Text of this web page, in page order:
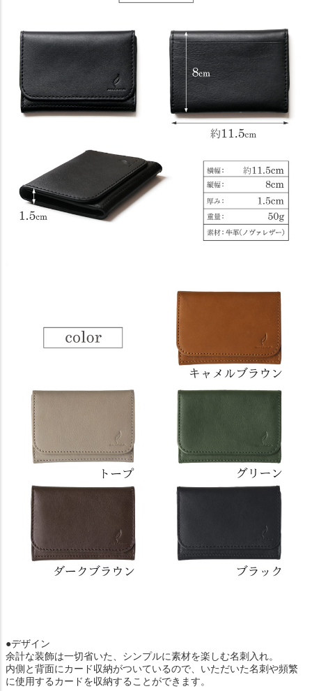
●デザイン
余計な装飾は一切省いた、シンプルに素材を楽しむ名刺入れ。
内側と背面にカード収納がついているので、いただいた名刺や頻繁
に使用するカードを収納することができます。